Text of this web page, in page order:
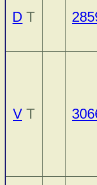
D T
V T